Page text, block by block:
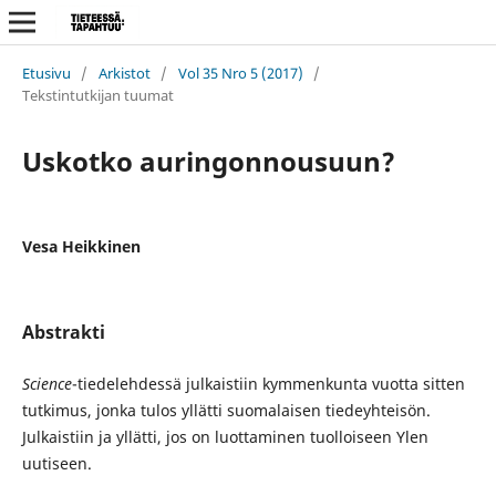
Etusivu / Arkistot / Vol 35 Nro 5 (2017)
/
Tekstintutkijan tuumat
Uskotko auringonnousuun?
Vesa Heikkinen
Abstrakti
Science-tiedelehdessä julkaistiin kymmenkunta vuotta sitten
tutkimus, jonka tulos yllätti suomalaisen tiedeyhteisön.
Julkaistiin ja yllätti, jos on luottaminen tuolloiseen Ylen
uutiseen.